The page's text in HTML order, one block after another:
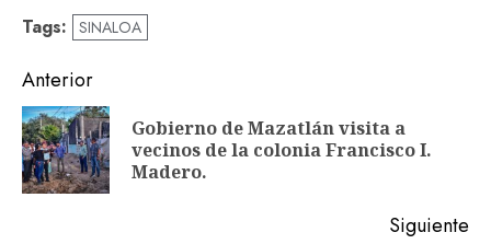
Tags: SINALOA
Navegación
de
entradas
Anterior
Gobierno de Mazatlán visita a
vecinos de la colonia Francisco I.
Madero.
Siguiente